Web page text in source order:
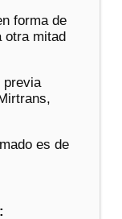
forma de
otra mitad
previa
es de